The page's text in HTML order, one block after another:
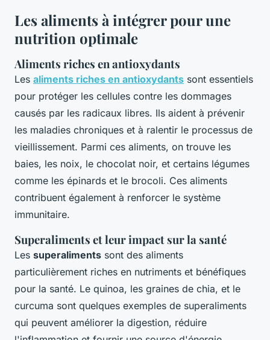
Les aliments à intégrer pour une
nutrition optimale
Aliments riches en antioxydants
Les aliments riches en antioxydants sont essentiels
pour protéger les cellules contre les dommages
causés par les radicaux libres. Ils aident à prévenir
les maladies chroniques et à ralentir le processus de
vieillissement. Parmi ces aliments, on trouve les
baies, les noix, le chocolat noir, et certains légumes
comme les épinards et le brocoli. Ces aliments
contribuent également à renforcer le système
immunitaire.
Superaliments et leur impact sur la santé
Les superaliments sont des aliments
particulièrement riches en nutriments et bénéfiques
pour la santé. Le quinoa, les graines de chia, et le
curcuma sont quelques exemples de superaliments
qui peuvent améliorer la digestion, réduire